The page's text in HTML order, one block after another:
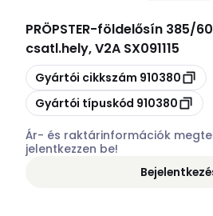
PRÖPSTER-földelősín 385/
csatl.hely, V2A SX091115
Másolás
Gyártói cikkszám 910380
Másolás
Gyártói típuskód 910380
Ár- és raktárinformációk
jelentkezzen be!